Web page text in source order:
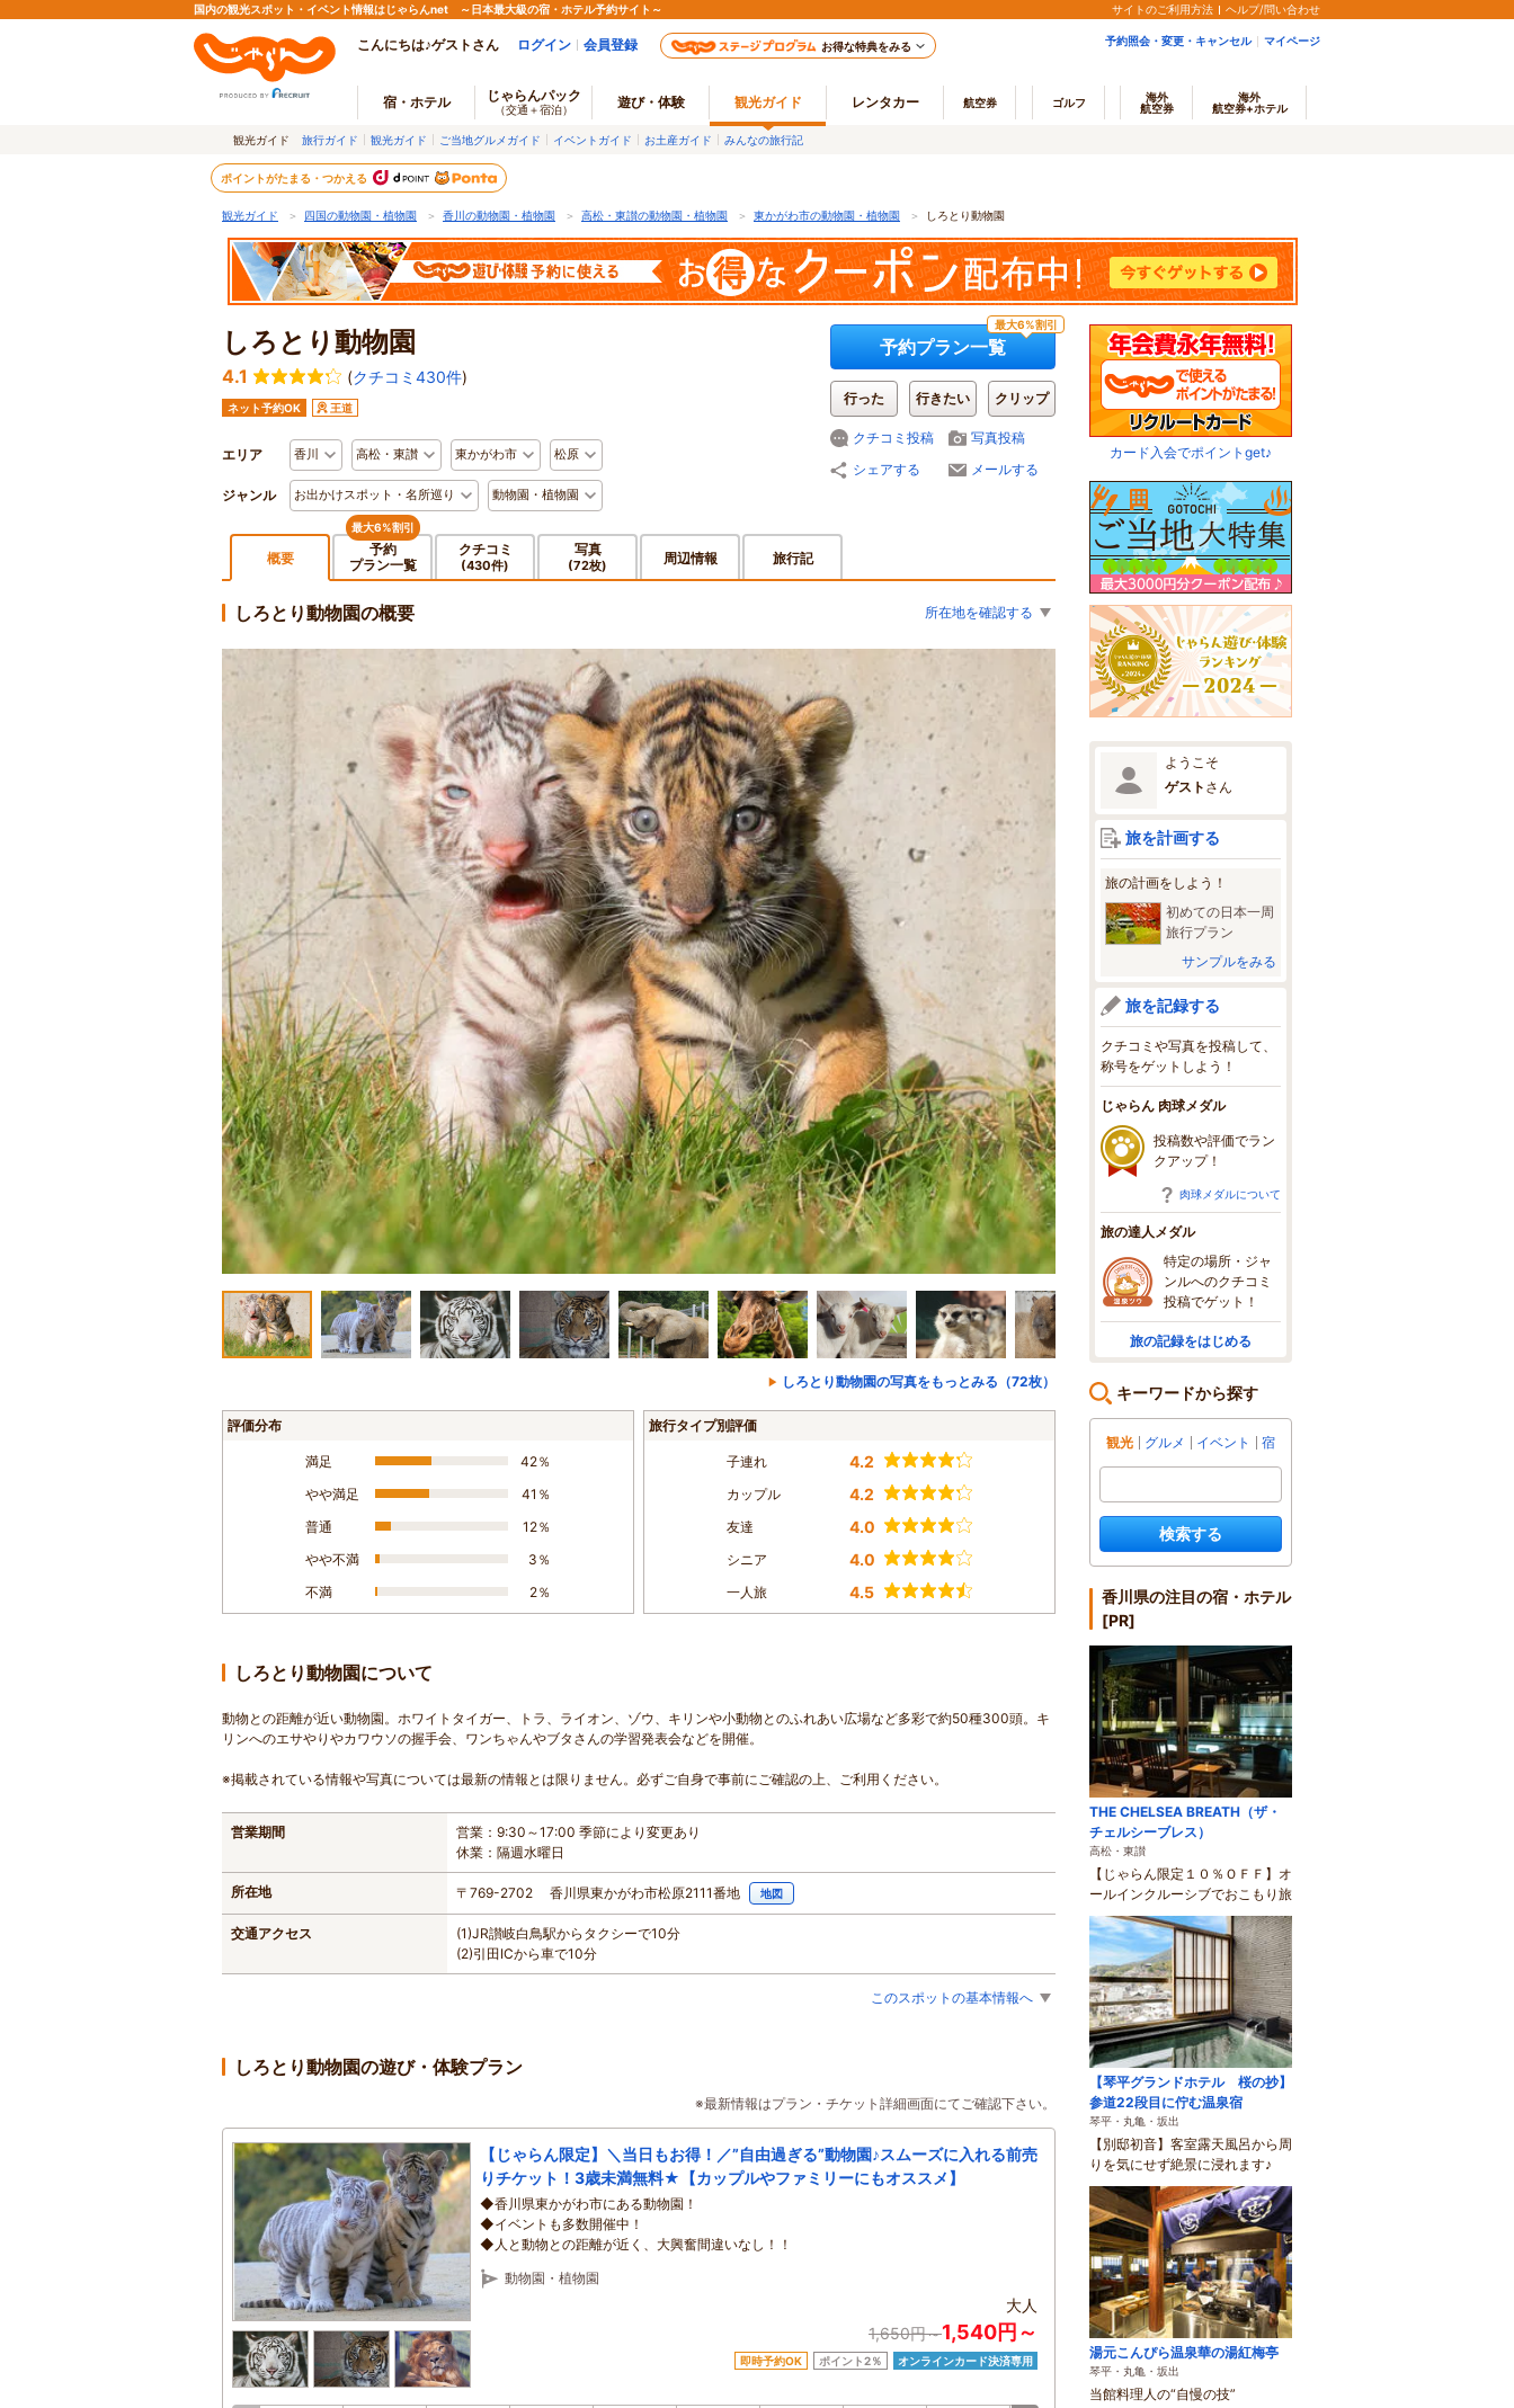
国内の観光スポット・イベント情報はじゃらんnet ～日本最大級の宿・ホテル予約サイト～ サイトのご利用方法 ヘルプ/問い合わせ
こんにちは♪ゲストさん ログイン 会員登録 お得な特典をみる 予約照会・変更・キャンセル マイページ
宿・ホテル じゃらんパック
（交通＋宿泊） 遊び・体験 観光ガイド レンタカー 航空券 ゴルフ
海外
航空券
海外
航空券+ホテル
観光ガイド 旅行ガイド 観光ガイド ご当地グルメガイド イベントガイド お土産ガイド みんなの旅行記
ポイントがたまる・つかえる
観光ガイド ＞ 四国の動物園・植物園 ＞ 香川の動物園・植物園 ＞ 高松・東讃の動物園・植物園 ＞ 東かがわ市の動物園・植物園 ＞ しろとり動物園
しろとり動物園
4.1 (クチコミ430件)
ネット予約OK 王道
エリア 香川 高松・東讃 東かがわ市 松原
ジャンル お出かけスポット・名所巡り 動物園・植物園
最大6%割引
予約プラン一覧
行った 行きたい クリップ
クチコミ投稿
写真投稿
シェアする
メールする
概要
最大6%割引
予約
プラン一覧
クチコミ
(430件)
写真
(72枚) 周辺情報 旅行記
しろとり動物園の概要 所在地を確認する
しろとり動物園の写真をもっとみる（72枚）
評価分布
満足
42％
やや満足
41％
普通
12％
やや不満
3％
不満
2％
旅行タイプ別評価
子連れ 4.2
カップル 4.2
友達 4.0
シニア 4.0
一人旅 4.5
しろとり動物園について
動物との距離が近い動物園。ホワイトタイガー、トラ、ライオン、ゾウ、キリンや小動物とのふれあい広場など多彩で約50種300頭。キ
リンへのエサやりやカワウソの握手会、ワンちゃんやブタさんの学習発表会などを開催。
※掲載されている情報や写真については最新の情報とは限りません。必ずご自身で事前にご確認の上、ご利用ください。
営業期間
営業：9:30～17:00 季節により変更あり
休業：隔週水曜日
所在地 〒769-2702 香川県東かがわ市松原2111番地 地図
交通アクセス
(1)JR讃岐白鳥駅からタクシーで10分
(2)引田ICから車で10分
このスポットの基本情報へ
しろとり動物園の遊び・体験プラン
※最新情報はプラン・チケット詳細画面にてご確認下さい。
【じゃらん限定】＼当日もお得！／”自由過ぎる”動物園♪スムーズに入れる前売
りチケット！3歳未満無料★【カップルやファミリーにもオススメ】
◆香川県東かがわ市にある動物園！
◆イベントも多数開催中！
◆人と動物との距離が近く、大興奮間違いなし！！
動物園・植物園
大人
1,650円～1,540円～
即時予約OK ポイント2％ オンラインカード決済専用
カード入会でポイントget♪
ようこそ
ゲスト さん
旅を計画する
旅の計画をしよう！
初めての日本一周
旅行プラン
サンプルをみる
旅を記録する
クチコミや写真を投稿して、
称号をゲットしよう！
じゃらん 肉球メダル
投稿数や評価でラン
クアップ！
肉球メダルについて
旅の達人メダル
特定の場所・ジャ
ンルへのクチコミ
投稿でゲット！
旅の記録をはじめる
キーワードから探す
観光 グルメ イベント 宿
検索する
香川県の注目の宿・ホテル
[PR]
THE CHELSEA BREATH（ザ・
チェルシーブレス）
高松・東讃
【じゃらん限定１０％ＯＦＦ】オ
ールインクルーシブでおこもり旅
【琴平グランドホテル 桜の抄】
参道22段目に佇む温泉宿
琴平・丸亀・坂出
【別邸初音】客室露天風呂から周
りを気にせず絶景に浸れます♪
湯元こんぴら温泉華の湯紅梅亭
琴平・丸亀・坂出
当館料理人の“自慢の技”